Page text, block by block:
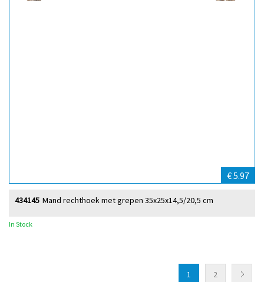
€ 5.97
Mand rechthoek met grepen 35x25x14,5/20,5 cm
434145
In Stock
1 2